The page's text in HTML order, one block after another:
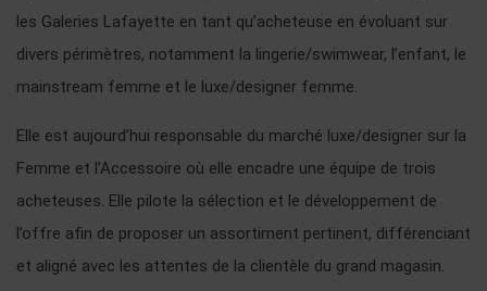
les Galeries Lafayette en tant qu’acheteuse en évoluant sur
divers périmètres, notamment la lingerie/swimwear, l’enfant, le
mainstream femme et le luxe/designer femme.
Elle est aujourd’hui responsable du marché luxe/designer sur la
Femme et l’Accessoire où elle encadre une équipe de trois
acheteuses. Elle pilote la sélection et le développement de
l’offre afin de proposer un assortiment pertinent, différenciant
et aligné avec les attentes de la clientèle du grand magasin.